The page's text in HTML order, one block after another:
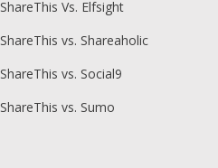
ShareThis Vs. Elfsight
ShareThis vs. Shareaholic
ShareThis vs. Social9
ShareThis vs. Sumo